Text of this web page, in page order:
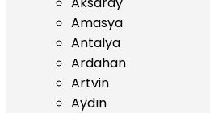
Amasya
Antalya
Ardahan
Artvin
Aydın